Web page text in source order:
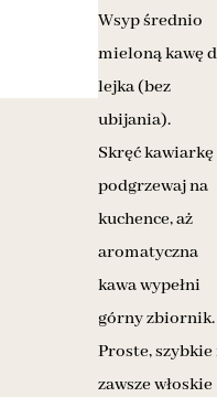
Wsyp średnio
mieloną kawę
lejka (bez
ubijania).
Skręć
podgrzewaj na
kuchence, aż
aromatyczna
kawa wypełni
górny zbiornik.
Proste, szybkie
zawsze włoskie